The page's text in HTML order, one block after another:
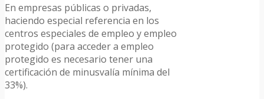
En empresas públicas o privadas,
haciendo especial referencia en los
centros especiales de empleo y empleo
protegido (para acceder a empleo
protegido es necesario tener una
certificación de minusvalía mínima del
33%).